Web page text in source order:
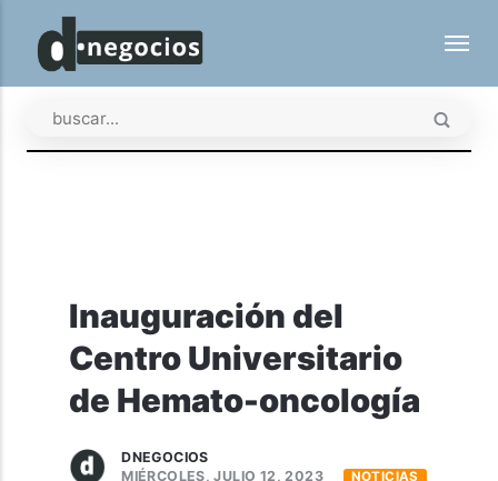
Inauguración del
Centro Universitario
de Hemato-oncología
DNEGOCIOS
MIÉRCOLES, JULIO 12, 2023
NOTICIAS